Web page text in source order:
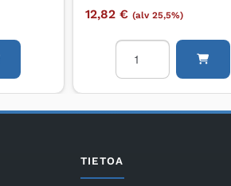
12,82 € (alv 25,5%)
Laskuaukonläppä
UPONOR
SMX
määrä
TIETOA